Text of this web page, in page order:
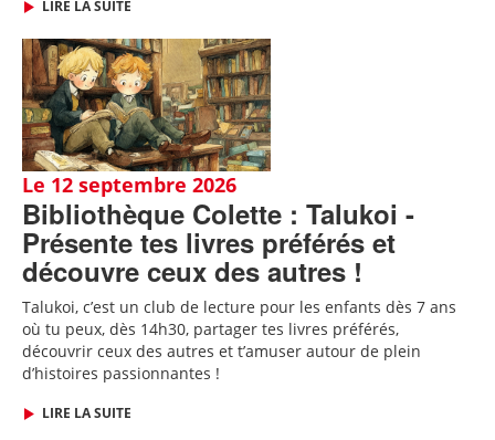
LIRE LA SUITE
Le 12 septembre 2026
Bibliothèque Colette : Talukoi -
Présente tes livres préférés et
découvre ceux des autres !
Talukoi, c’est un club de lecture pour les enfants dès 7 ans
où tu peux, dès 14h30, partager tes livres préférés,
découvrir ceux des autres et t’amuser autour de plein
d’histoires passionnantes !
LIRE LA SUITE